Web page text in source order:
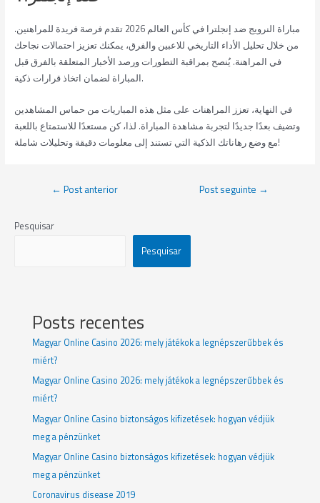
مباراة النرويج ضد إنجلترا في كأس العالم 2026 تقدم فرصة فريدة للمراهنين.
من خلال تحليل الأداء التاريخي للاعبين والفرق، يمكنك تعزيز احتمالات نجاحك
في المراهنة. يُنصح بمراقبة التطورات ورصد الأخبار المتعلقة بالفرق قبل
المباراة لضمان اتخاذ قرارات ذكية.
في النهاية، تعزز المراهنات على مثل هذه المباريات من حماس المشاهدين
وتضيف بعدًا جديدًا لتجربة مشاهدة المباراة. لذا، كن مستعدًا للاستمتاع باللعبة
مع وضع رهاناتك الذكية التي تستند إلى معلومات دقيقة وتحليلات شاملة!
← Post anterior Post seguinte →
Pesquisar
Pesquisar
Posts recentes
Magyar Online Casino 2026: mely játékok a legnépszerűbbek és
miért?
Magyar Online Casino 2026: mely játékok a legnépszerűbbek és
miért?
Magyar Online Casino biztonságos kifizetések: hogyan védjük
meg a pénzünket
Magyar Online Casino biztonságos kifizetések: hogyan védjük
meg a pénzünket
Coronavirus disease 2019